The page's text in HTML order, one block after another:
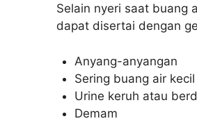
Selain nyeri saat buang
dapat disertai dengan
Anyang-anyangan
Sering buang air kecil
Urine keruh atau
Demam